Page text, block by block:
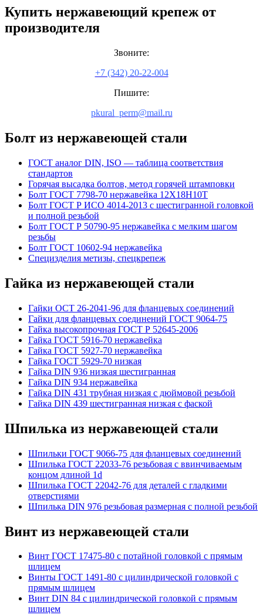
Купить нержавеющий крепеж от
производителя
Звоните:
+7 (342) 20-22-004
Пишите:
pkural_perm@mail.ru
Болт из нержавеющей стали
ГОСТ аналог DIN, ISO — таблица соответствия
стандартов
Горячая высадка болтов, метод горячей штамповки
Болт ГОСТ 7798-70 нержавейка 12Х18Н10Т
Болт ГОСТ Р ИСО 4014-2013 с шестигранной головкой
и полной резьбой
Болт ГОСТ Р 50790-95 нержавейка с мелким шагом
резьбы
Болт ГОСТ 10602-94 нержавейка
Специзделия метизы, cпецкрепеж
Гайка из нержавеющей стали
Гайки ОСТ 26-2041-96 для фланцевых соединений
Гайки для фланцевых соединений ГОСТ 9064-75
Гайка высокопрочная ГОСТ Р 52645-2006
Гайка ГОСТ 5916-70 нержавейка
Гайка ГОСТ 5927-70 нержавейка
Гайка ГОСТ 5929-70 низкая
Гайка DIN 936 низкая шестигранная
Гайка DIN 934 нержавейка
Гайка DIN 431 трубная низкая с дюймовой резьбой
Гайка DIN 439 шестигранная низкая с фаской
Шпилька из нержавеющей стали
Шпильки ГОСТ 9066-75 для фланцевых соединений
Шпилька ГОСТ 22033-76 резьбовая с ввинчиваемым
концом длиной 1d
Шпилька ГОСТ 22042-76 для деталей с гладкими
отверстиями
Шпилька DIN 976 резьбовая размерная с полной резьбой
Винт из нержавеющей стали
Винт ГОСТ 17475-80 с потайной головкой с прямым
шлицем
Винты ГОСТ 1491-80 с цилиндрической головкой с
прямым шлицем
Винт DIN 84 с цилиндрической головкой с прямым
шлицем